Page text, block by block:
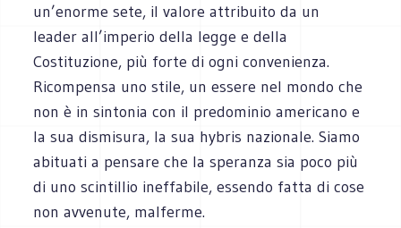
un’enorme sete, il valore attribuito da un
leader all’imperio della legge e della
Costituzione, più forte di ogni convenienza.
Ricompensa uno stile, un essere nel mondo che
non è in sintonia con il predominio americano e
la sua dismisura, la sua hybris nazionale. Siamo
abituati a pensare che la speranza sia poco più
di uno scintillio ineffabile, essendo fatta di cose
non avvenute, malferme.